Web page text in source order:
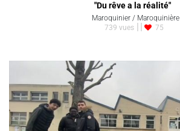
"Du rêve a la réalité"
Maroquinier / Maroquinière
739 vues
75